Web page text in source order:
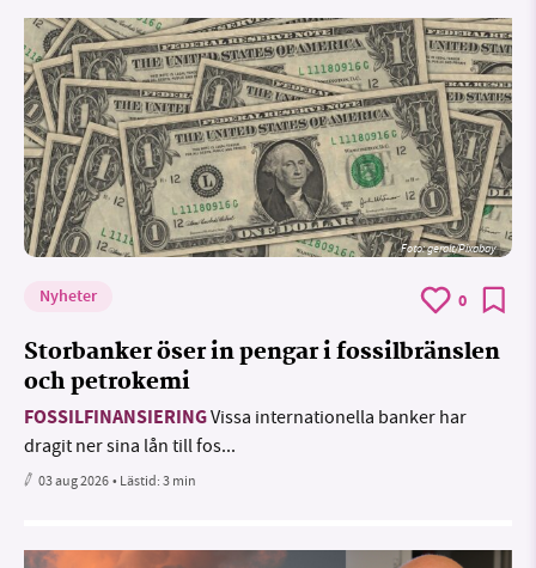
Foto:geralt/Pixabay
Nyheter 0
Storbanker öser in pengar i fossilbränslen
och petrokemi
FOSSILFINANSIERINGVissa internationella banker har
dragit ner sina lån till fos...
03 aug 2026• Lästid:3 min